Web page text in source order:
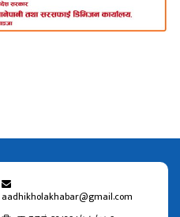
aadhikholakhabar@gmail.com